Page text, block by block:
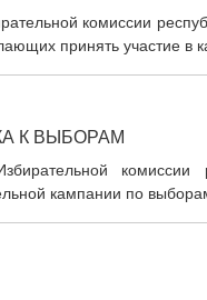
комиссии
принять участие в
К ВЫБОРАМ
кампании по